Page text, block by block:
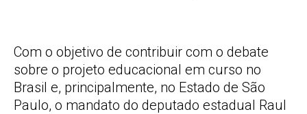
Com o objetivo de contribuir com o debate
sobre o projeto educacional em curso no
Brasil e, principalmente, no Estado de São
Paulo, o mandato do deputado estadual Raul